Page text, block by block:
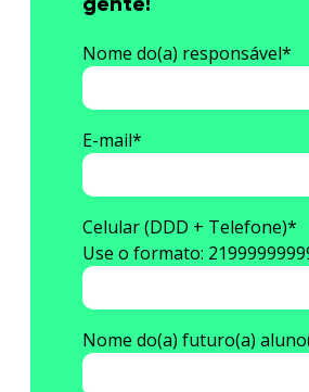
Nome do(a) responsável*
E-mail*
Celular (DDD + Telefone)*
Use o formato:
Nome do(a) futuro(a)